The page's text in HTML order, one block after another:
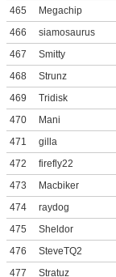
465
Megachip
466
siamosaurus
467
Smitty
468
Strunz
469
Tridisk
470
Mani
471
gilla
472
firefly22
473
Macbiker
474
raydog
475
Sheldor
476
SteveTQ2
477
Stratuz